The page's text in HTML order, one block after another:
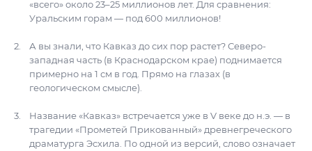
«всего» около 23–25 миллионов лет. Для сравнения:
Уральским горам — под 600 миллионов!
А вы знали, что Кавказ до сих пор растет? Северо-
западная часть (в Краснодарском крае) поднимается
примерно на 1 см в год. Прямо на глазах (в
геологическом смысле).
Название «Кавказ» встречается уже в V веке до н.э. — в
трагедии «Прометей Прикованный» древнегреческого
драматурга Эсхила. По одной из версий, слово означает